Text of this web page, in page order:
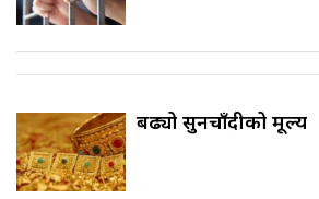
बढ्यो सुनचाँदीको मूल्य